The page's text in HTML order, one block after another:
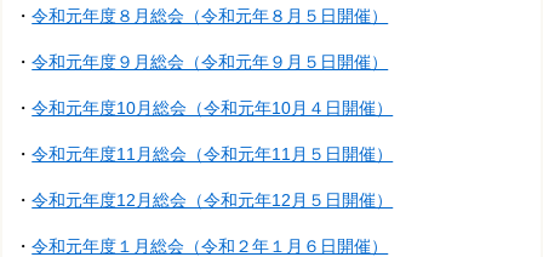
・令和元年度８月総会（令和元年８月５日開催）
・令和元年度９月総会（令和元年９月５日開催）
・令和元年度10月総会（令和元年10月４日開催）
・令和元年度11月総会（令和元年11月５日開催）
・令和元年度12月総会（令和元年12月５日開催）
・令和元年度１月総会（令和２年１月６日開催）